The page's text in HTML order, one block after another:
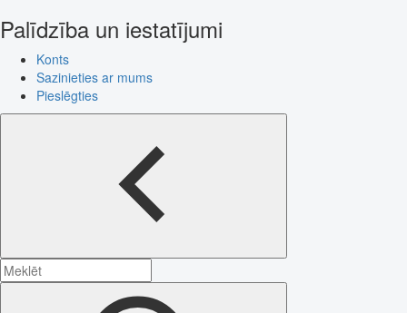
Palīdzība un iestatījumi
Konts
Sazinieties ar mums
Pieslēgties